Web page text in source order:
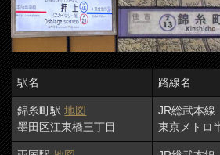
駅名 路線名
錦糸町駅地図
墨田区江東橋三丁目
JR総武本線
東京メトロ